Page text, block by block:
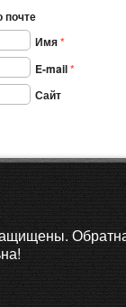
почте
Имя*
E-mail*
Сайт